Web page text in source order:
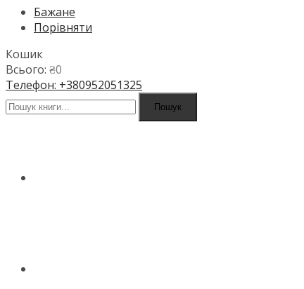
Бажане
Порівняти
Кошик
Всього: ₴0
Телефон: +380952051325
Пошук